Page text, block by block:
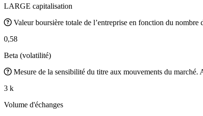
LARGE capitalisation
Valeur boursière totale de l’entreprise en fonction du nombre
0,58
Beta (volatilité)
Mesure de la sensibilité du titre aux mouvements du
3 k
Volume d'échanges